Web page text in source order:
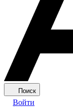
Поиск
Войти